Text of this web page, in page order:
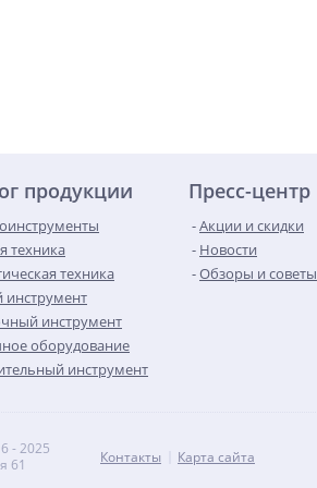
продукции
техника
техника
инструмент
инструмент
оборудование
инструмент
Пресс-центр
Акции и скидки
Новости
Обзоры и советы
- 2025
61
Контакты Карта сайта